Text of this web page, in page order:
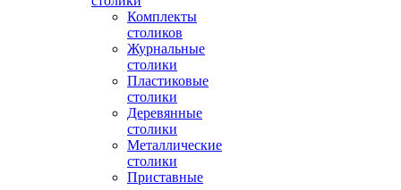
Комплекты
столиков
Журнальные
столики
Пластиковые
столики
Деревянные
столики
Металлические
столики
Приставные